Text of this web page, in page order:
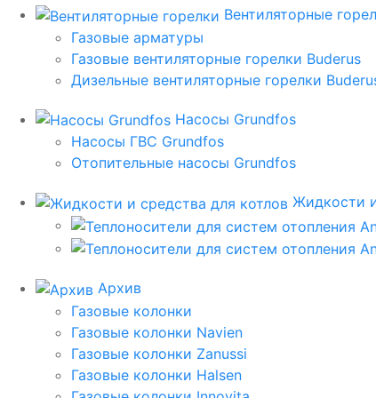
Вентиляторные
Газовые арматуры
Газовые вентиляторные горелки Buderus
Дизельные вентиляторные горелки
Насосы Grundfos
Насосы ГВС Grundfos
Отопительные насосы Grundfos
Жидкости
Архив
Газовые колонки
Газовые колонки Navien
Газовые колонки Zanussi
Газовые колонки Halsen